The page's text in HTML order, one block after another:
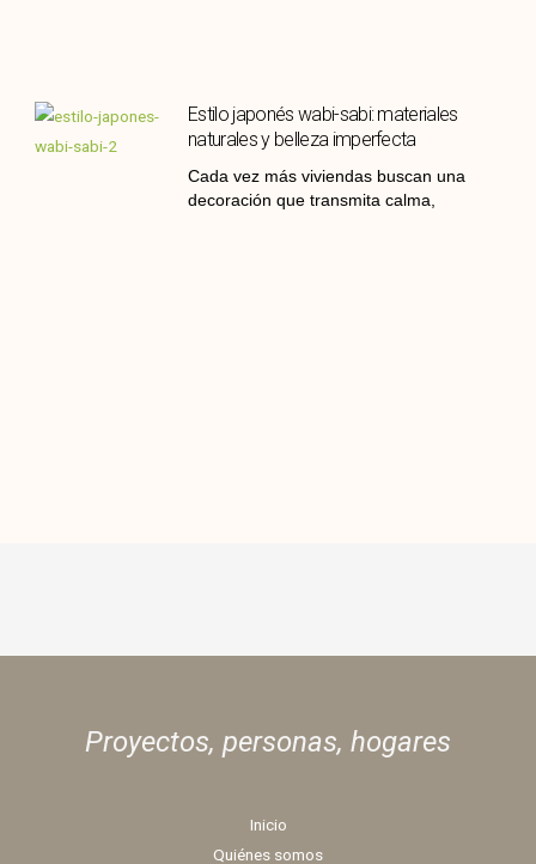
Estilo japonés wabi-sabi: materiales
naturales y belleza imperfecta
Cada vez más viviendas buscan una
decoración que transmita calma,
Proyectos, personas, hogares
Inicio
Quiénes somos